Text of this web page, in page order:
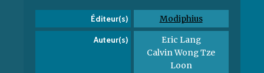
Éditeur(s) Modiphius
Auteur(s)
Eric Lang
Calvin Wong Tze
Loon